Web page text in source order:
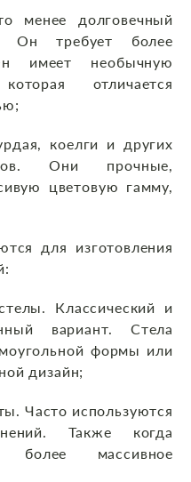
менее долговечный
Он требует более
имеет необычную
отличается
коелги и других
Они прочные,
цветовую гамму,
для изготовления
Классический и
вариант. Стела
формы или
дизайн;
Часто используются
Также когда
более массивное